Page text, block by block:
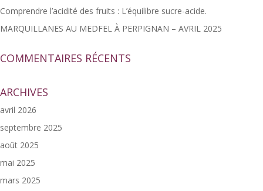
Comprendre l’acidité des fruits : L’équilibre sucre-acide.
MARQUILLANES AU MEDFEL À PERPIGNAN – AVRIL 2025
COMMENTAIRES RÉCENTS
ARCHIVES
avril 2026
septembre 2025
août 2025
mai 2025
mars 2025